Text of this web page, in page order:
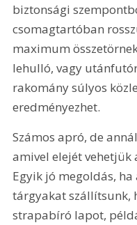
biztonsági
csomagtartóban
maximum
lehulló, vagy
rakomány súlyos
eredményezhet.
Számos apró, de
amivel elejét vehetjük
Egyik jó megoldás, ha
tárgyakat szállítsunk,
strapabíró lapot,